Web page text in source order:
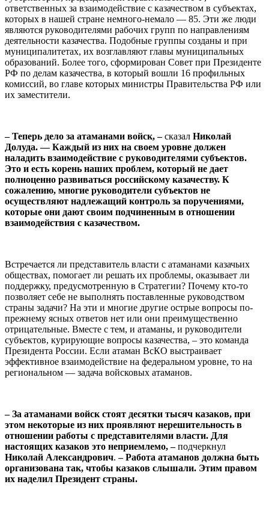
ответственных за взаимодействие с казачеством в субъектах,
которых в нашей стране немного-немало — 85. Эти же люди
являются руководителями рабочих групп по направлениям
деятельности казачества. Подобные группы созданы и при
муниципалитетах, их возглавляют главы муниципальных
образований. Более того, сформирован Совет при Президенте
РФ по делам казачества, в который вошли 16 профильных
комиссий, во главе которых министры Правительства РФ или
их заместители.
– Теперь дело за атаманами войск, –сказал Николай
Долуда. — Каждый из них на своем уровне должен
наладить взаимодействие с руководителями субъектов.
Это и есть корень наших проблем, который не дает
полноценно развиваться российскому казачеству. К
сожалению, многие руководители субъектов не
осуществляют надлежащий контроль за поручениями,
которые они дают своим подчиненным в отношении
взаимодействия с казачеством.
Встречается ли представитель власти с атаманами казачьих
обществах, помогает ли решать их проблемы, оказывает ли
поддержку, предусмотренную в Стратегии? Почему кто-то
позволяет себе не выполнять поставленные руководством
страны задачи? На эти и многие другие острые вопросы по-
прежнему ясных ответов нет или они преимущественно
отрицательные. Вместе с тем, и атаманы, и руководители
субъектов, курирующие вопросы казачества, – это команда
Президента России. Если атаман ВсКО выстраивает
эффективное взаимодействие на федеральном уровне, то на
региональном — задача войсковых атаманов.
– За атаманами войск стоят десятки тысяч казаков, при
этом некоторые из них проявляют нерешительность в
отношении работы с представителями власти. Для
настоящих казаков это неприемлемо, –подчеркнул
Николай Александрович.– Работа атаманов должна быть
организована так, чтобы казаков слышали. Этим правом
их наделил Президент страны.